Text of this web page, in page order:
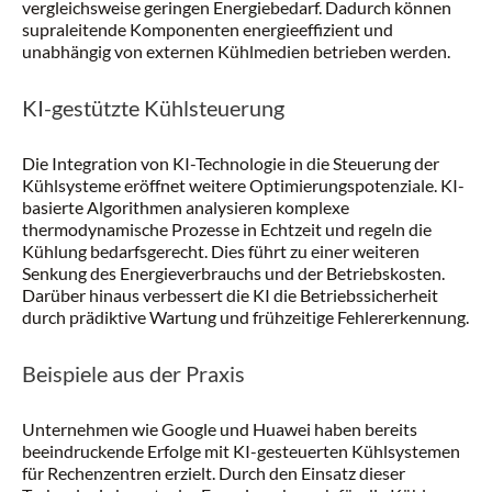
vergleichsweise geringen Energiebedarf. Dadurch können
supraleitende Komponenten energieeffizient und
unabhängig von externen Kühlmedien betrieben werden.
KI-gestützte Kühlsteuerung
Die Integration von KI-Technologie in die Steuerung der
Kühlsysteme eröffnet weitere Optimierungspotenziale. KI-
basierte Algorithmen analysieren komplexe
thermodynamische Prozesse in Echtzeit und regeln die
Kühlung bedarfsgerecht. Dies führt zu einer weiteren
Senkung des Energieverbrauchs und der Betriebskosten.
Darüber hinaus verbessert die KI die Betriebssicherheit
durch prädiktive Wartung und frühzeitige Fehlererkennung.
Beispiele aus der Praxis
Unternehmen wie Google und Huawei haben bereits
beeindruckende Erfolge mit KI-gesteuerten Kühlsystemen
für Rechenzentren erzielt. Durch den Einsatz dieser